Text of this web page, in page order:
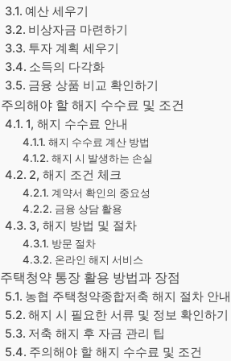
예산 세우기
비상자금 마련하기
투자 계획 세우기
소득의 다각화
금융 상품 비교 확인하기
주의해야 할 해지 수수료 및 조건
1, 해지 수수료 안내
해지 수수료 계산 방법
해지 시 발생하는 손실
2, 해지 조건 체크
계약서 확인의 중요성
금융 상담 활용
3, 해지 방법 및 절차
방문 절차
온라인 해지 서비스
주택청약 통장 활용 방법과 장점
농협 주택청약종합저축 해지 절차 안내
해지 시 필요한 서류 및 정보 확인하기
저축 해지 후 자금 관리 팁
주의해야 할 해지 수수료 및 조건